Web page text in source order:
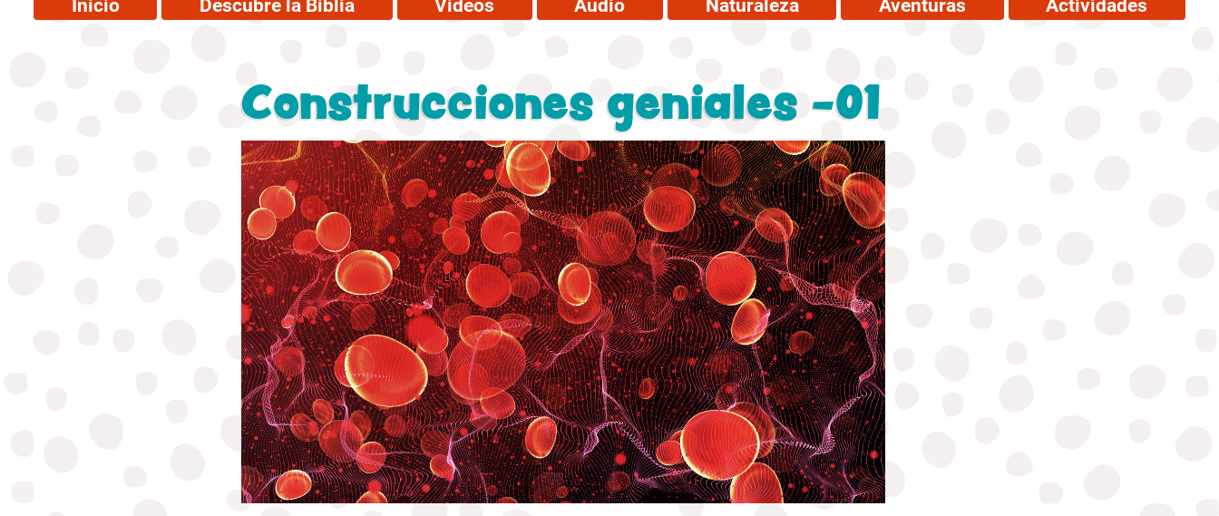
Inicio Descubre la Biblia Videos Audio Naturaleza Aventuras Actividades
Construcciones geniales -01